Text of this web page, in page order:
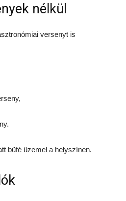
nélkül
versenyt is
büfé üzemel a helyszínen.